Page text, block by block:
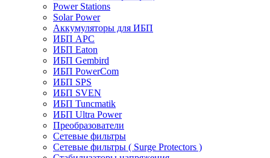
Power Stations
Solar Power
Аккумуляторы для ИБП
ИБП APC
ИБП Eaton
ИБП Gembird
ИБП PowerCom
ИБП SPS
ИБП SVEN
ИБП Tuncmatik
ИБП Ultra Power
Преобразователи
Сетевые фильтры
Сетевые фильтры ( Surge Protectors )